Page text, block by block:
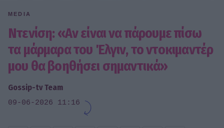
MEDIA
Ντενίση: «Αν είναι να πάρουμε πίσω
τα μάρμαρα του Έλγιν, το ντοκιμαντέρ
μου θα βοηθήσει σημαντικά»
Gossip-tv Team
09-06-2026 11:16